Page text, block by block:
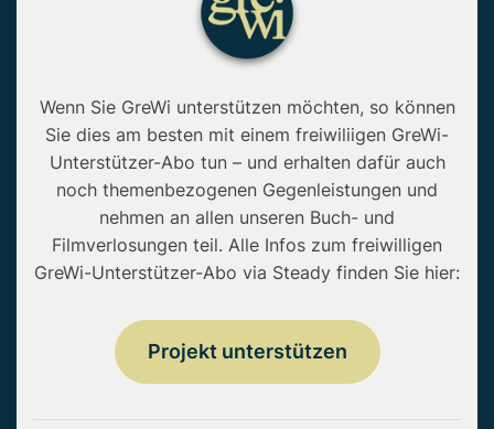
Wenn Sie GreWi unterstützen möchten, so können
Sie dies am besten mit einem freiwiliigen GreWi-
Unterstützer-Abo tun – und erhalten dafür auch
noch themenbezogenen Gegenleistungen und
nehmen an allen unseren Buch- und
Filmverlosungen teil. Alle Infos zum freiwilligen
GreWi-Unterstützer-Abo via Steady finden Sie hier:
Projekt unterstützen